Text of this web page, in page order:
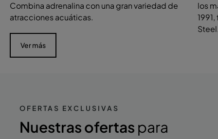
Combina adrenalina con una gran variedad de
atracciones acuáticas.
Ver más
los
OFERTAS EXCLUSIVAS
Nuestras ofertas para